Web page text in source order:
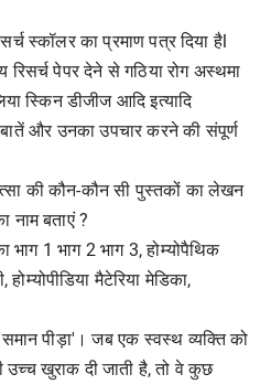
स्कॉलर का प्रमाण पत्र दिया हैl
रिसर्च पेपर देने से गठिया रोग अस्थमा
स्किन डीजीज आदि इत्यादि
बातें और उनका उपचार करने की संपूर्ण
की कौन-कौन सी पुस्तकों का लेखन
नाम बताएं ?
भाग 1 भाग 2 भाग 3, होम्योपैथिक
मैटेरिया मेडिका,
'समान पीड़ा'। जब एक स्वस्थ व्यक्ति को
उच्च खुराक दी जाती है, तो वे कुछ